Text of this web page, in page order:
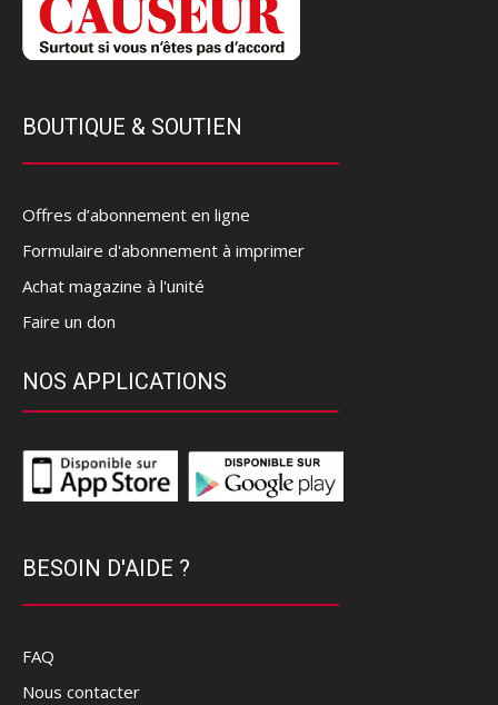
BOUTIQUE & SOUTIEN
Offres d’abonnement en ligne
Formulaire d'abonnement à imprimer
Achat magazine à l'unité
Faire un don
NOS APPLICATIONS
BESOIN D'AIDE ?
FAQ
Nous contacter